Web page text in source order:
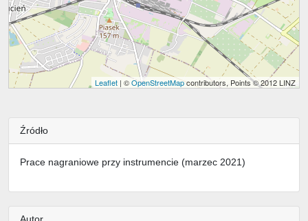
Leaflet | ©OpenStreetMapcontributors, Points © 2012 LINZ
Źródło
Prace nagraniowe przy instrumencie (marzec 2021)
Autor